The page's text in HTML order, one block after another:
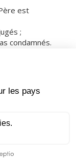
est
;
condamnés.
;
les autres